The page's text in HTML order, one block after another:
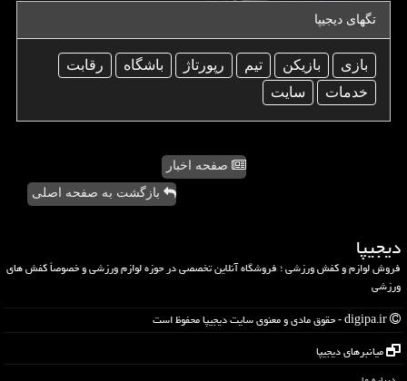
تگهای دیجیپا
بازی بازیكن تیم رپورتاژ باشگاه
رقابت
خدمات
سایت
صفحه اخبار
بازگشت به صفحه اصلی
دیجیپا
فروش لوازم و کفش ورزشی ؛ فروشگاه آنلاین تخصصی در حوزه لوازم ورزشی و خصوصاً کفش های
ورزشی
میانبرهای دیجیپا